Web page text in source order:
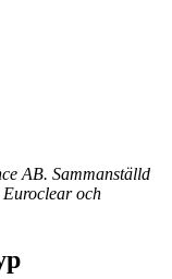
AB. Sammanställd
och